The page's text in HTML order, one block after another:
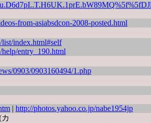
from-asiabsdcon-2008-posted.html
index.html#self
entry_190.html
0903/0903160494/1.php
| http://photos.yahoo.co.jp/nabe1954jp